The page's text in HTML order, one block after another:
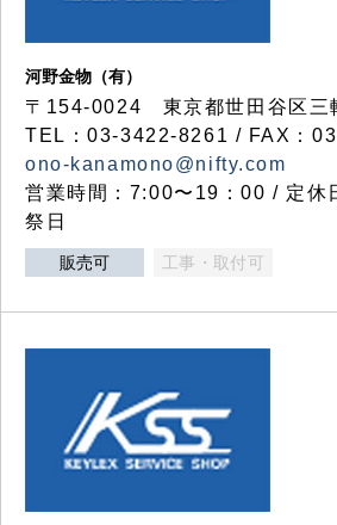
河野金物（有）
〒154-0024 東京都世田谷区三
TEL：03-3422-8261 / FAX：
ono-kanamono@nifty.com
営業時間：7:00〜19：00 / 定休
祭日
販売可 工事・取付可